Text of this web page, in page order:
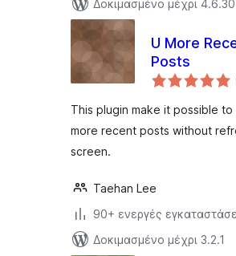
Δοκιμασμένο μέχρι 4.6.30
U More
Posts
This plugin make it possible
more recent posts without
screen.
Taehan Lee
90+ ενεργές
Δοκιμασμένο μέχρι 3.2.1